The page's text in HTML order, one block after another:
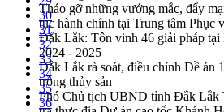
Tháo gỡ những vướng mắc, đẩy
tục hành chính tại Trung tâm Phục
Đắk Lắk: Tôn vinh 46 giải pháp tại
2024 - 2025
Đắk Lắk rà soát, điều chỉnh Đề án
trồng thủy sản
Phó Chủ tịch UBND tỉnh Đắk Lắk
30
31
32
33
34
35
36